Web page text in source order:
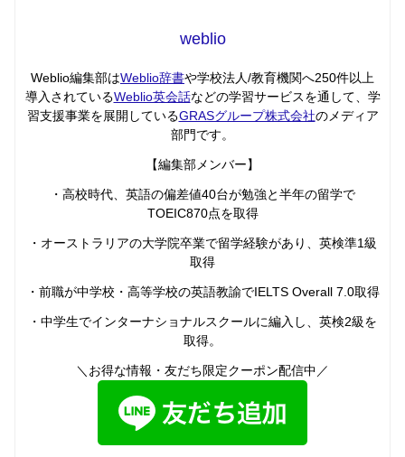
weblio
Weblio編集部はWeblio辞書や学校法人/教育機関へ250件以上
導入されているWeblio英会話などの学習サービスを通して、学
習支援事業を展開しているGRASグループ株式会社のメディア
部門です。
【編集部メンバー】
・高校時代、英語の偏差値40台が勉強と半年の留学で
TOEIC870点を取得
・オーストラリアの大学院卒業で留学経験があり、英検準1級
取得
・前職が中学校・高等学校の英語教諭でIELTS Overall 7.0取得
・中学生でインターナショナルスクールに編入し、英検2級を
取得。
＼お得な情報・友だち限定クーポン配信中／